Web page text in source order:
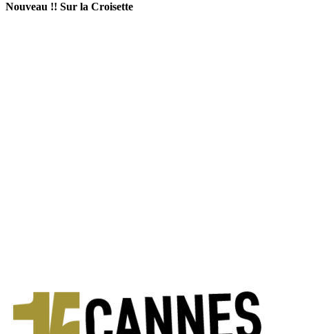
Nouveau !! Sur la Croisette